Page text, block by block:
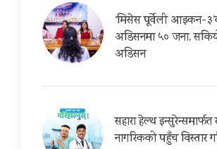
‘मिसेस पूर्वेली आइकन-
अडिसनमा ५० जना,
अडिसन
सहारा हेल्थ इन्सुरेन्समार्फत
नागरिकको पहुँच विस्तार